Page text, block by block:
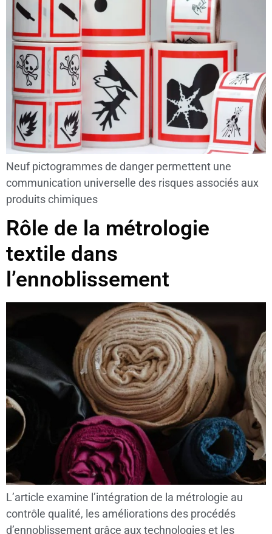
Neuf pictogrammes de danger permettent une
communication universelle des risques associés aux
produits chimiques
Rôle de la métrologie
textile dans
l’ennoblissement
L’article examine l’intégration de la métrologie au
contrôle qualité, les améliorations des procédés
d’ennoblissement grâce aux technologies et les